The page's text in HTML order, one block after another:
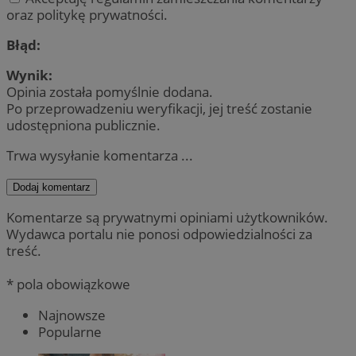
oraz politykę prywatności.
Błąd:
Wynik:
Opinia została pomyślnie dodana.
Po przeprowadzeniu weryfikacji, jej treść zostanie
udostępniona publicznie.
Trwa wysyłanie komentarza ...
Dodaj komentarz
Komentarze są prywatnymi opiniami użytkowników.
Wydawca portalu nie ponosi odpowiedzialności za
treść.
* pola obowiązkowe
Najnowsze
Popularne